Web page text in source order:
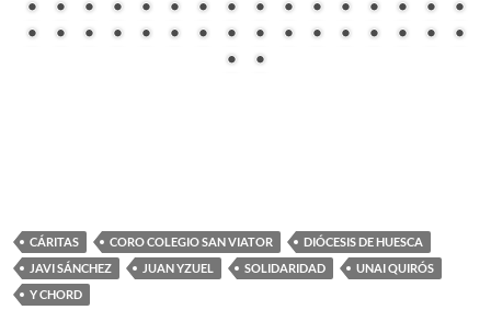
CÁRITAS CORO COLEGIO SAN VIATOR
DIÓCESIS DE HUESCA
JAVI SÁNCHEZ
JUAN YZUEL SOLIDARIDAD
UNAI QUIRÓS
Y CHORD